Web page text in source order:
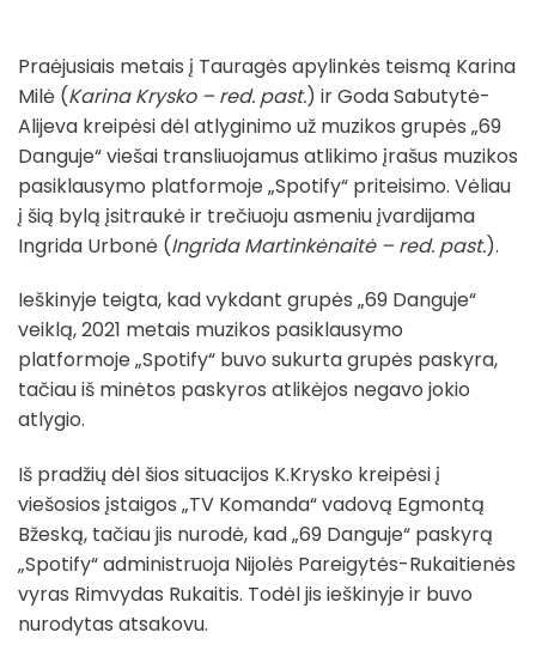
Praėjusiais metais į Tauragės apylinkės teismą Karina
Milė (Karina Krysko – red. past.) ir Goda Sabutytė-
Alijeva kreipėsi dėl atlyginimo už muzikos grupės „69
Danguje“ viešai transliuojamus atlikimo įrašus muzikos
pasiklausymo platformoje „Spotify“ priteisimo. Vėliau
į šią bylą įsitraukė ir trečiuoju asmeniu įvardijama
Ingrida Urbonė (Ingrida Martinkėnaitė – red. past.).
Ieškinyje teigta, kad vykdant grupės „69 Danguje“
veiklą, 2021 metais muzikos pasiklausymo
platformoje „Spotify“ buvo sukurta grupės paskyra,
tačiau iš minėtos paskyros atlikėjos negavo jokio
atlygio.
Iš pradžių dėl šios situacijos K.Krysko kreipėsi į
viešosios įstaigos „TV Komanda“ vadovą Egmontą
Bžeską, tačiau jis nurodė, kad „69 Danguje“ paskyrą
„Spotify“ administruoja Nijolės Pareigytės-Rukaitienės
vyras Rimvydas Rukaitis. Todėl jis ieškinyje ir buvo
nurodytas atsakovu.